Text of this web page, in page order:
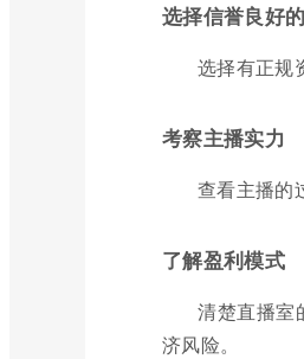
选择信誉良好
选择有正规
考察主播实力
查看主播的
了解盈利模式
清楚直播室
济风险。